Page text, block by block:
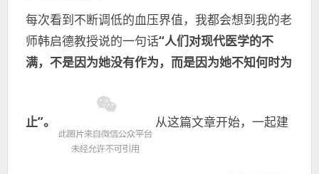
每次看到不断调低的血压界值，我都会想到我的老
师韩启德教授说的一句话“人们对现代医学的不
满，不是因为她没有作为，而是因为她不知何时为
止”。 从这篇文章开始，一起建